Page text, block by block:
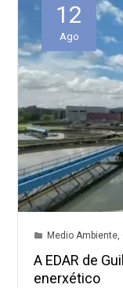
12
Ago
Medio Ambiente,
A EDAR de
enerxético